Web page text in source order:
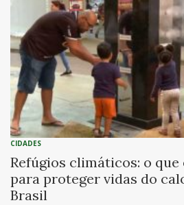
CIDADES
Refúgios climáticos: o que
para proteger vidas do
Brasil